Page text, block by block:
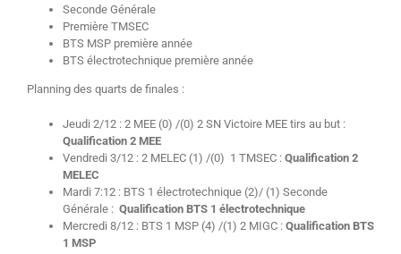
Seconde Générale
Première TMSEC
BTS MSP première année
BTS électrotechnique première année
Planning des quarts de finales :
Jeudi 2/12 : 2 MEE (0) /(0) 2 SN Victoire MEE tirs au but :
Qualification 2 MEE
Vendredi 3/12 : 2 MELEC (1) /(0) 1 TMSEC : Qualification 2
MELEC
Mardi 7:12 : BTS 1 électrotechnique (2)/ (1) Seconde
Générale : Qualification BTS 1 électrotechnique
Mercredi 8/12 : BTS 1 MSP (4) /(1) 2 MIGC : Qualification BTS
1 MSP